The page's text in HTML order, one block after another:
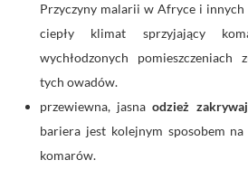
Przyczyny malarii w Afryce i
ciepły klimat sprzyjający
wychłodzonych pomieszczeniach
tych owadów.
przewiewna, jasnaodzież
bariera jest kolejnym sposobem
komarów.